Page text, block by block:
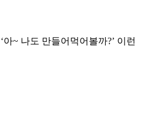
~ 나도 만들어먹어볼까?’ 이런